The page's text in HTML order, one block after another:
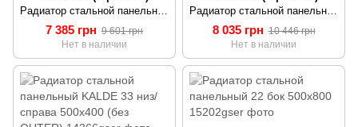
7 385 грн 9 601 грн
Нет в наличии
8 035 грн 10 446 грн
Нет в наличии